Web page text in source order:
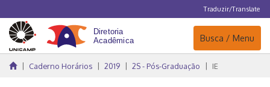
Traduzir/Translate
Navegação
Busca / Menu
Caderno Horários 2019 2S - Pós-Graduação IE